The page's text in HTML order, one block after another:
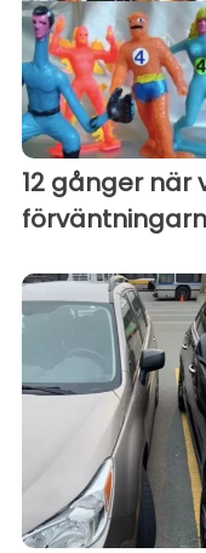
12 gånger när